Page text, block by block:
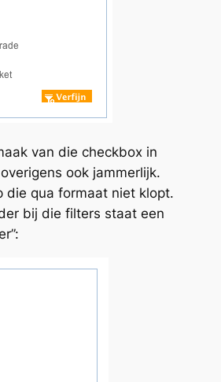
van die checkbox in
ook jammerlijk.
die qua formaat niet klopt.
bij die filters staat een